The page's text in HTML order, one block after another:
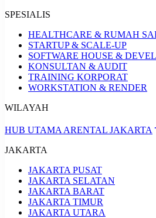
SPESIALIS
HEALTHCARE & RUMAH
STARTUP & SCALE-UP
SOFTWARE HOUSE &
KONSULTAN & AUDIT
TRAINING KORPORAT
WORKSTATION & RENDER
WILAYAH
HUB UTAMA ARENTAL JAKARTA
JAKARTA
JAKARTA PUSAT
JAKARTA SELATAN
JAKARTA BARAT
JAKARTA TIMUR
JAKARTA UTARA